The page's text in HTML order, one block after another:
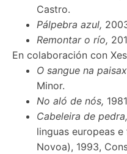
Castro.
Pálpebra azul,
Remontar o río,
En colaboración con
O sangue na
Minor.
No aló de nós,
Cabeleira de pedra,
linguas europeas
Novoa), 1993,